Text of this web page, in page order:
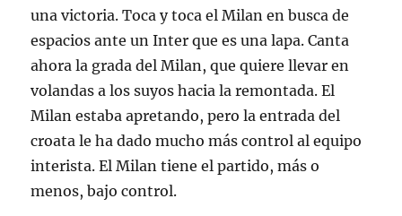
una victoria. Toca y toca el Milan en busca de
espacios ante un Inter que es una lapa. Canta
ahora la grada del Milan, que quiere llevar en
volandas a los suyos hacia la remontada. El
Milan estaba apretando, pero la entrada del
croata le ha dado mucho más control al equipo
interista. El Milan tiene el partido, más o
menos, bajo control.